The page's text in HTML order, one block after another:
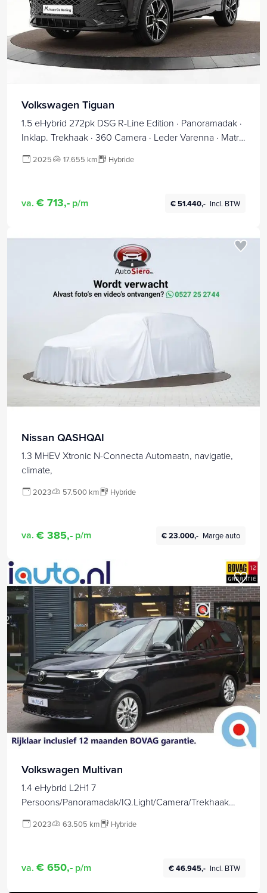
Volkswagen Tiguan
1.5 eHybrid 272pk DSG R-Line Edition · Panoramadak ·
Inklap. Trekhaak · 360 Camera · Leder Varenna · Matrix
Garantie t/m 16-09-2030 of 100.000km
2025 17.655 km Hybride
va. € 713,- p/m € 51.440,- Incl. BTW
Nissan QASHQAI
1.3 MHEV Xtronic N-Connecta Automaatn, navigatie,
climate,
2023 57.500 km Hybride
va. € 385,- p/m € 23.000,- Marge auto
Volkswagen Multivan
1.4 eHybrid L2H1 7
Persoons/Panoramadak/IQ.Light/Camera/Trekhaak
2023 63.505 km Hybride
va. € 650,- p/m € 46.945,- Incl. BTW